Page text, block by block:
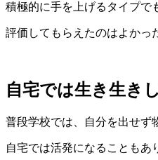
積極的に手を上げるタイプで
評価してもらえたのはよかっ
自宅では生き生き
普段学校では、自分を出せず
自宅では活発になることもあ